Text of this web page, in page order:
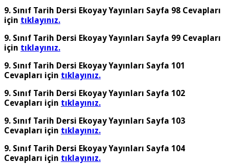
9. Sınıf Tarih Dersi Ekoyay Yayınları Sayfa 98 Cevapları
için tıklayınız.
9. Sınıf Tarih Dersi Ekoyay Yayınları Sayfa 99 Cevapları
için tıklayınız.
9. Sınıf Tarih Dersi Ekoyay Yayınları Sayfa 101
Cevapları için tıklayınız.
9. Sınıf Tarih Dersi Ekoyay Yayınları Sayfa 102
Cevapları için tıklayınız.
9. Sınıf Tarih Dersi Ekoyay Yayınları Sayfa 103
Cevapları için tıklayınız.
9. Sınıf Tarih Dersi Ekoyay Yayınları Sayfa 104
Cevapları için tıklayınız.